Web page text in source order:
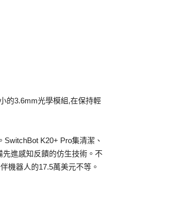
的3.6mm光學模組,在保持輕
K20+ Pro集清潔、
進感知反饋的仿生技術。不
機器人的17.5萬美元不等。